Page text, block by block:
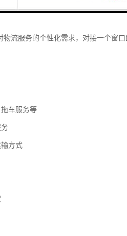
愿景，秉承以客户为中心的服务理
流服务的个性化需求，对接一个窗
车服务等
方式